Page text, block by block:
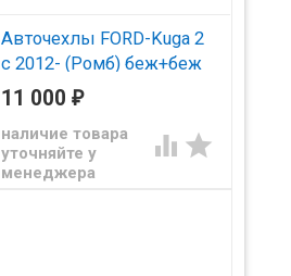
Авточехлы FORD-Kuga 2
с 2012- (Ромб) беж+беж
11 000 ₽
наличие товара
уточняйте у
менеджера
 